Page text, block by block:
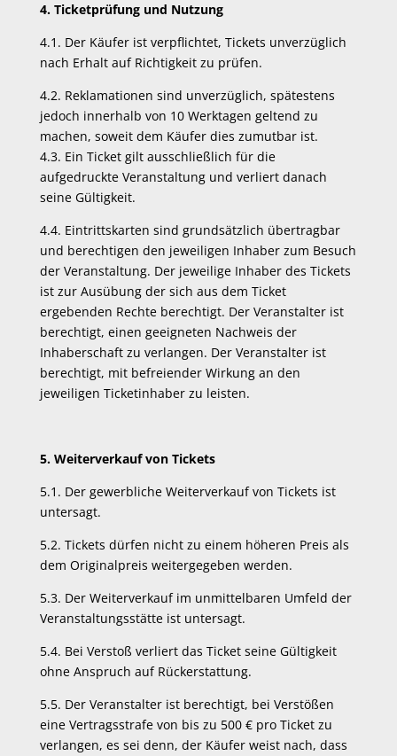
4. Ticketprüfung und Nutzung
4.1. Der Käufer ist verpflichtet, Tickets unverzüglich
nach Erhalt auf Richtigkeit zu prüfen.
4.2. Reklamationen sind unverzüglich, spätestens
jedoch innerhalb von 10 Werktagen geltend zu
machen, soweit dem Käufer dies zumutbar ist.
4.3. Ein Ticket gilt ausschließlich für die
aufgedruckte Veranstaltung und verliert danach
seine Gültigkeit.
4.4. Eintrittskarten sind grundsätzlich übertragbar
und berechtigen den jeweiligen Inhaber zum Besuch
der Veranstaltung. Der jeweilige Inhaber des Tickets
ist zur Ausübung der sich aus dem Ticket
ergebenden Rechte berechtigt. Der Veranstalter ist
berechtigt, einen geeigneten Nachweis der
Inhaberschaft zu verlangen. Der Veranstalter ist
berechtigt, mit befreiender Wirkung an den
jeweiligen Ticketinhaber zu leisten.
5. Weiterverkauf von Tickets
5.1. Der gewerbliche Weiterverkauf von Tickets ist
untersagt.
5.2. Tickets dürfen nicht zu einem höheren Preis als
dem Originalpreis weitergegeben werden.
5.3. Der Weiterverkauf im unmittelbaren Umfeld der
Veranstaltungsstätte ist untersagt.
5.4. Bei Verstoß verliert das Ticket seine Gültigkeit
ohne Anspruch auf Rückerstattung.
5.5. Der Veranstalter ist berechtigt, bei Verstößen
eine Vertragsstrafe von bis zu 500 € pro Ticket zu
verlangen, es sei denn, der Käufer weist nach, dass